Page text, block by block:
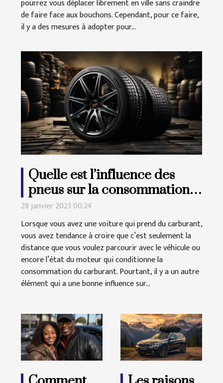
pourrez vous déplacer librement en ville sans craindre
de faire face aux bouchons. Cependant, pour ce faire,
il y a des mesures à adopter pour...
Quelle est l’influence des
pneus sur la consommation
de carburant ?
28 janvier 2023 00:24
Lorsque vous avez une voiture qui prend du carburant,
vous avez tendance à croire que c’est seulement la
distance que vous voulez parcourir avec le véhicule ou
encore l’état du moteur qui conditionne la
consommation du carburant. Pourtant, il y a un autre
élément qui a une bonne influence sur...